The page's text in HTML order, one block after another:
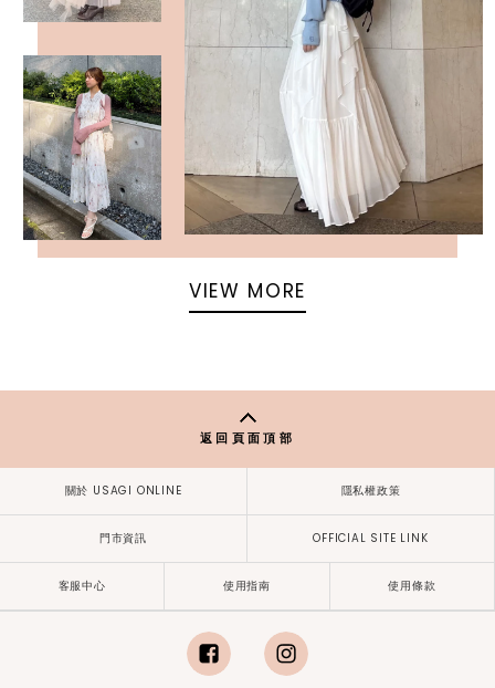
VIEW MORE
返回頁面頂部
關於 USAGI ONLINE 隱私權政策
門市資訊 OFFICIAL SITE LINK
客服中心 使用指南 使用條款